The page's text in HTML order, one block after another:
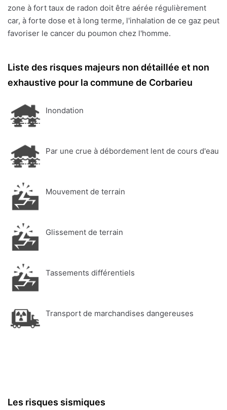
zone à fort taux de radon doit être aérée régulièrement
car, à forte dose et à long terme, l'inhalation de ce gaz peut
favoriser le cancer du poumon chez l'homme.
Liste des risques majeurs non détaillée et non
exhaustive pour la commune de Corbarieu
Inondation
Par une crue à débordement lent de cours d'eau
Mouvement de terrain
Glissement de terrain
Tassements différentiels
Transport de marchandises dangereuses
Les risques sismiques